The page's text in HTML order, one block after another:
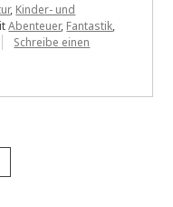
, Kinder- und
Abenteuer, Fantastik,
Schreibe einen